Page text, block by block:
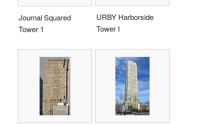
Journal Squared
Tower 1
URBY Harborside
Tower I